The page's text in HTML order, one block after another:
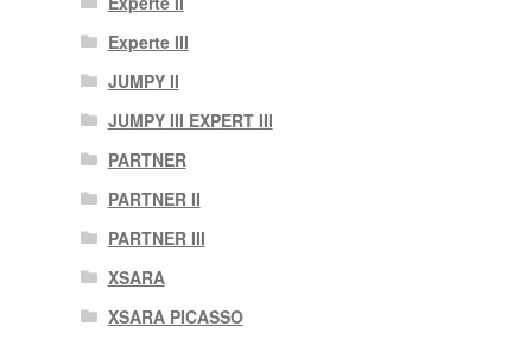
Experte III
JUMPY II
JUMPY III EXPERT III
PARTNER
PARTNER II
PARTNER III
XSARA
XSARA PICASSO